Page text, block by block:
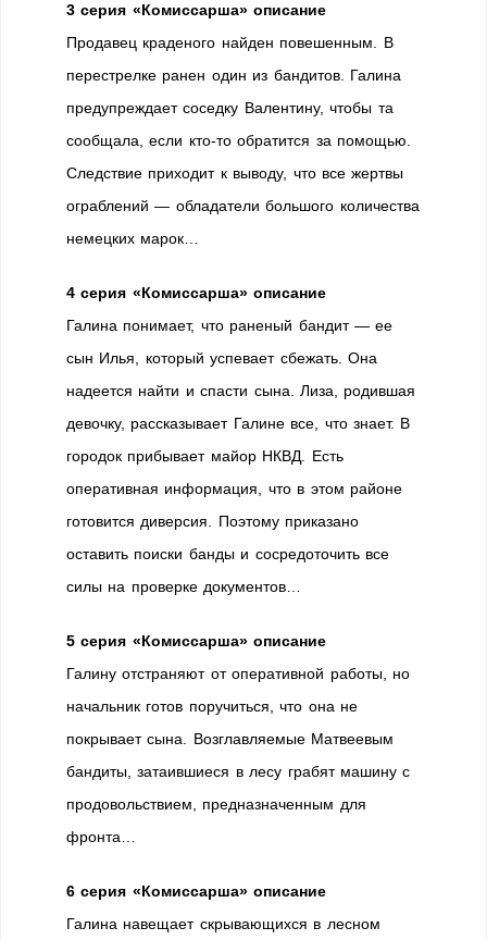
3 серия «Комиссарша» описание
Продавец краденого найден повешенным. В
перестрелке ранен один из бандитов. Галина
предупреждает соседку Валентину, чтобы та
сообщала, если кто-то обратится за помощью.
Следствие приходит к выводу, что все жертвы
ограблений — обладатели большого количества
немецких марок…
4 серия «Комиссарша» описание
Галина понимает, что раненый бандит — ее
сын Илья, который успевает сбежать. Она
надеется найти и спасти сына. Лиза, родившая
девочку, рассказывает Галине все, что знает. В
городок прибывает майор НКВД. Есть
оперативная информация, что в этом районе
готовится диверсия. Поэтому приказано
оставить поиски банды и сосредоточить все
силы на проверке документов…
5 серия «Комиссарша» описание
Галину отстраняют от оперативной работы, но
начальник готов поручиться, что она не
покрывает сына. Возглавляемые Матвеевым
бандиты, затаившиеся в лесу грабят машину с
продовольствием, предназначенным для
фронта…
6 серия «Комиссарша» описание
Галина навещает скрывающихся в лесном